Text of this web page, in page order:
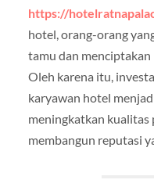
https://
hotel, orang-orang
tamu dan menciptakan
Oleh karena itu,
karyawan hotel
meningkatkan kualitas
membangun reputasi